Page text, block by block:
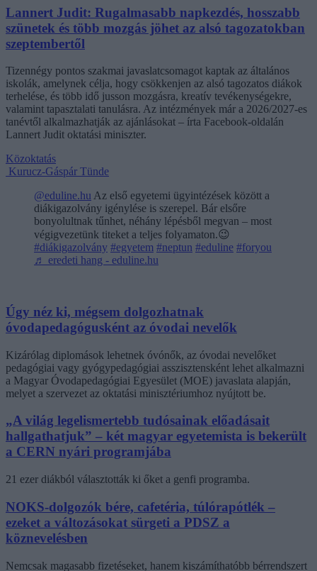
Lannert Judit: Rugalmasabb napkezdés, hosszabb
szünetek és több mozgás jöhet az alsó tagozatokban
szeptembertől
Tizennégy pontos szakmai javaslatcsomagot kaptak az általános
iskolák, amelynek célja, hogy csökkenjen az alsó tagozatos diákok
terhelése, és több idő jusson mozgásra, kreatív tevékenységekre,
valamint tapasztalati tanulásra. Az intézmények már a 2026/2027-es
tanévtől alkalmazhatják az ajánlásokat – írta Facebook-oldalán
Lannert Judit oktatási miniszter.
Közoktatás
Kurucz-Gáspár Tünde
@eduline.hu Az első egyetemi ügyintézések között a
diákigazolvány igénylése is szerepel. Bár elsőre
bonyolultnak tűnhet, néhány lépésből megvan – most
végigvezetünk titeket a teljes folyamaton.😉
#diákigazolvány #egyetem #neptun #eduline #foryou
♬ eredeti hang - eduline.hu
Úgy néz ki, mégsem dolgozhatnak
óvodapedagógusként az óvodai nevelők
Kizárólag diplomások lehetnek óvónők, az óvodai nevelőket
pedagógiai vagy gyógypedagógiai asszisztensként lehet alkalmazni
a Magyar Óvodapedagógiai Egyesület (MOE) javaslata alapján,
melyet a szervezet az oktatási minisztériumhoz nyújtott be.
„A világ legelismertebb tudósainak előadásait
hallgathatjuk” – két magyar egyetemista is bekerült
a CERN nyári programjába
21 ezer diákból választották ki őket a genfi programba.
NOKS-dolgozók bére, cafetéria, túlórapótlék –
ezeket a változásokat sürgeti a PDSZ a
köznevelésben
Nemcsak magasabb fizetéseket, hanem kiszámíthatóbb bérrendszert